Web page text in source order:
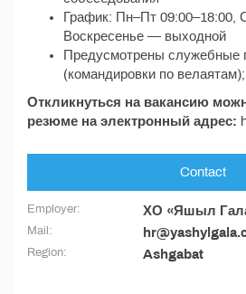
График: Пн–Пт 09:00–18:00,
Воскресенье — выходной
Предусмотрены служебные
(командировки по велаятам);
Откликнуться на вакансию
резюме на электронный адрес:
Contact
Employer: ХО «Яшыл
Mail:
Region: Ashgabat